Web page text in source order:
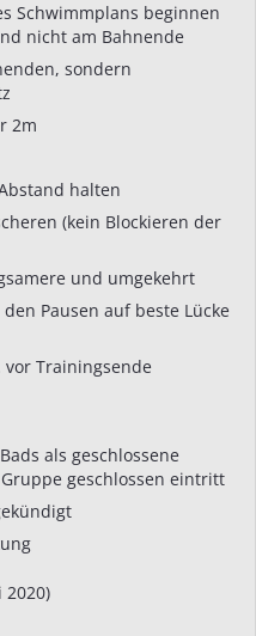
Schwimmplans beginnen
nicht am Bahnende
sondern
2m
halten
(kein Blockieren der
und umgekehrt
Pausen auf beste Lücke
vor Trainingsende
als geschlossene
geschlossen eintritt
2020)